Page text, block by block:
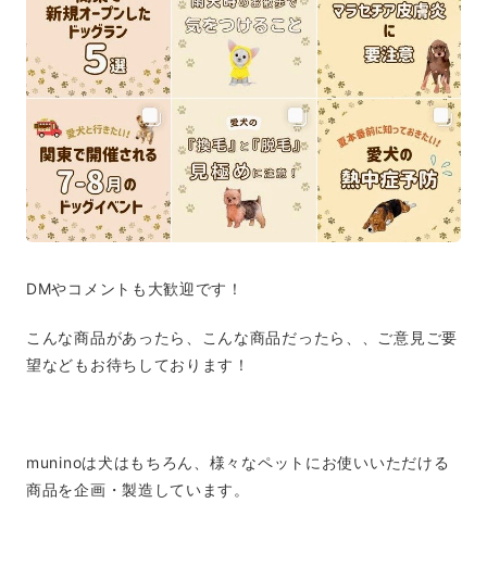
DMやコメントも大歓迎です！
こんな商品があったら、こんな商品だったら、、ご意見ご要
望などもお待ちしております！
muninoは犬はもちろん、様々なペットにお使いいただける
商品を企画・製造しています。